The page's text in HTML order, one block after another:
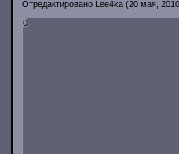
Отредактировано Lee4ka (20 мая,
0